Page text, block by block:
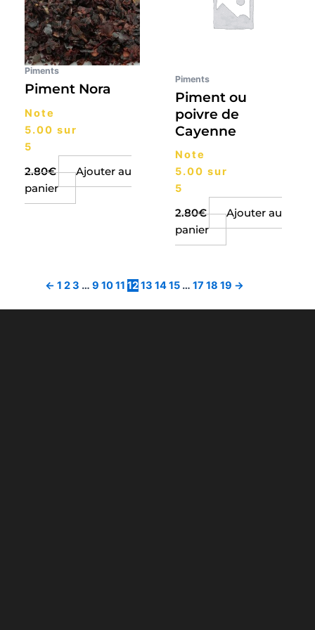
Piments
Piment Nora
Note
5.00 sur
5
2.80€
Ajouter au
panier
Piments
Piment ou
poivre de
Cayenne
Note
5.00 sur
5
2.80€
Ajouter au
panier
← 1 23 … 9 1011 1213 1415 … 17 18 19 →